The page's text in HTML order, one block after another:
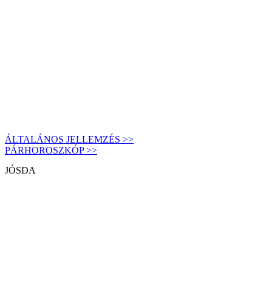
ÁLTALÁNOS JELLEMZÉS >>
PÁRHOROSZKÓP >>
JÓSDA